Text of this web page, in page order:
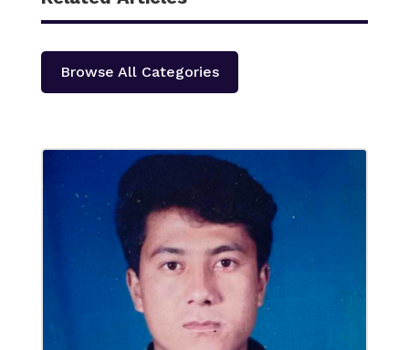
Browse All Categories